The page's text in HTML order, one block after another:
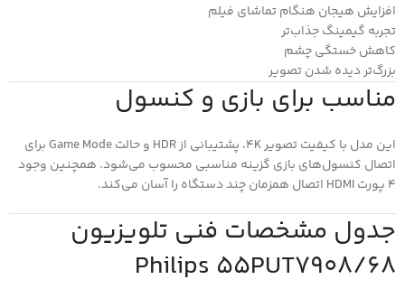
افزایش هیجان هنگام تماشای فیلم
تجربه گیمینگ جذاب‌تر
کاهش خستگی چشم
بزرگ‌تر دیده شدن تصویر
مناسب برای بازی و کنسول
این مدل با کیفیت تصویر 4K، پشتیبانی از HDR و حالت Game Mode برای
اتصال کنسول‌های بازی گزینه مناسبی محسوب می‌شود. همچنین وجود
4 پورت HDMI اتصال همزمان چند دستگاه را آسان می‌کند.
جدول مشخصات فنی تلویزیون
Philips 55PUT7908/68